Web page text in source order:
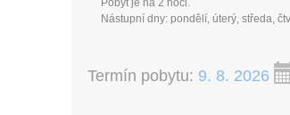
Pobyt je na 2 noci.
Nástupní dny: pondělí, úterý, středa,
Termín pobytu: 9. 8. 2026